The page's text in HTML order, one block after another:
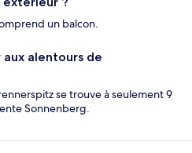
un balcon.
alentours de
se trouve à seulement 9
Sonnenberg.